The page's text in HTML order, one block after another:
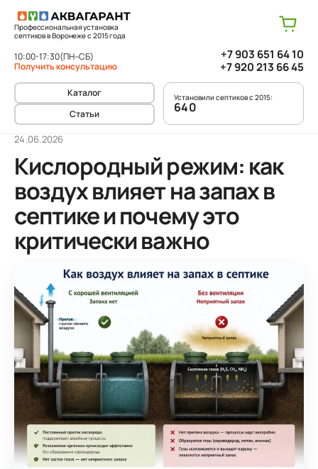
Профессиональная установка
септиков в Воронеже с 2015 года
Каталог
Статьи
Установили септиков с 2015:
640
10:00-17:30(ПН–СБ)
Получить консультацию
+7 903 651 64 10
+7 920 213 66 45
24.06.2026
Кислородный режим: как
воздух влияет на запах в
септике и почему это
критически важно